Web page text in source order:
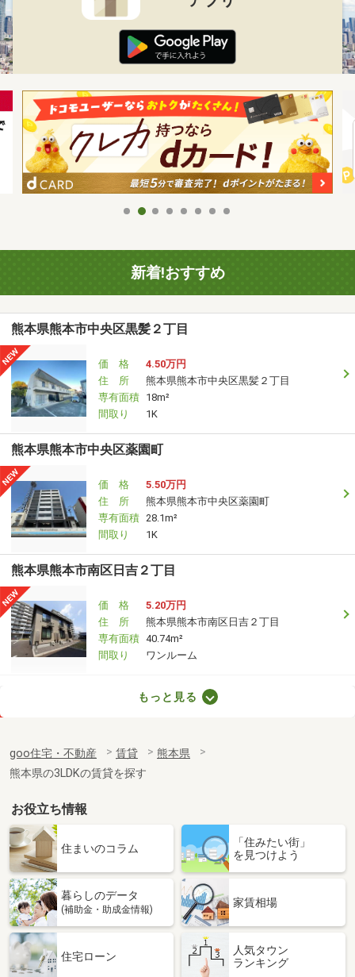
新着!おすすめ
熊本県熊本市中央区黒髪２丁目
価 格
4.50万円
住 所
熊本県熊本市中央区黒髪２丁目
専有面積 18m²
間取り
1K
熊本県熊本市中央区薬園町
価 格
5.50万円
住 所
熊本県熊本市中央区薬園町
専有面積 28.1m²
間取り
1K
熊本県熊本市南区日吉２丁目
価 格
5.20万円
住 所
熊本県熊本市南区日吉２丁目
専有面積 40.74m²
間取り
ワンルーム
熊本県熊本市中央区国府３丁目
専有面積
54.8m²
間取り
熊本県熊本市東区榎町
価 格
5.30万円
熊本県熊本市東区榎町
専有面積 50.03m²
間取り
熊本県熊本市北区楠野町
もっと見る
goo住宅・不動産 賃貸
熊本県
熊本県の3LDKの賃貸を探す
お役立ち情報
住まいのコラム
「住みたい街」
を見つけよう
暮らしのデータ
(補助金・助成金情報)
家賃相場
住宅ローン
人気タウン
ランキング